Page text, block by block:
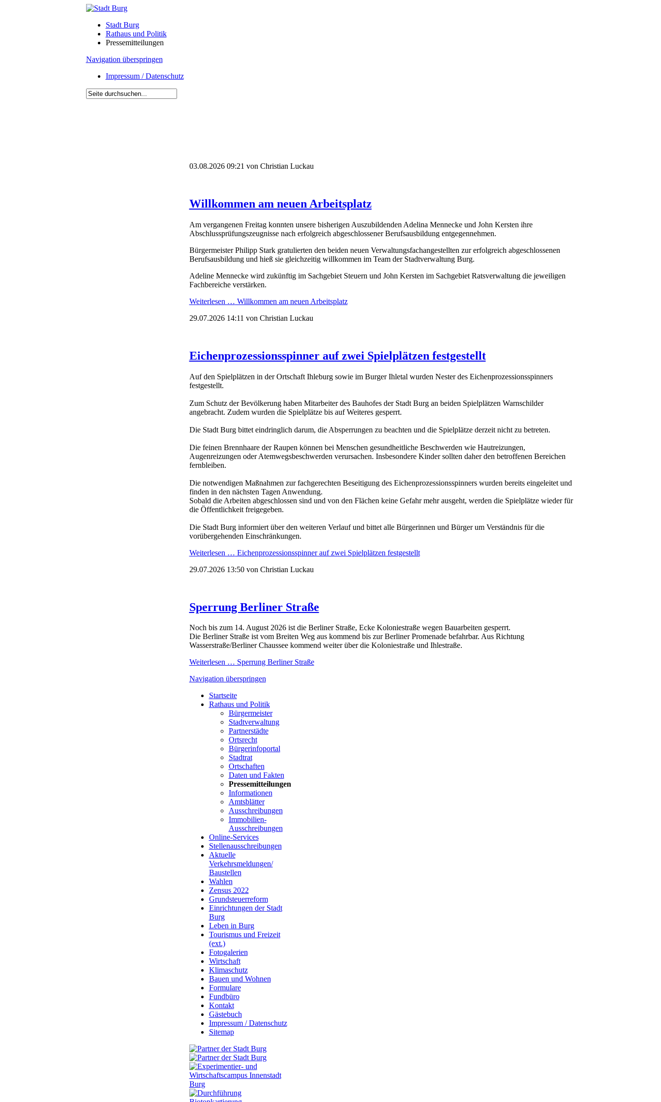
Stadt Burg
Rathaus und Politik
Pressemitteilungen
Navigation überspringen
Impressum / Datenschutz
03.08.2026 09:21 von Christian Luckau
Willkommen am neuen Arbeitsplatz
Am vergangenen Freitag konnten unsere bisherigen Auszubildenden Adelina Mennecke und John Kersten ihre
Abschlussprüfungszeugnisse nach erfolgreich abgeschlossener Berufsausbildung entgegennehmen.
Bürgermeister Philipp Stark gratulierten den beiden neuen Verwaltungsfachangestellten zur erfolgreich abgeschlossenen
Berufsausbildung und hieß sie gleichzeitig willkommen im Team der Stadtverwaltung Burg.
Adeline Mennecke wird zukünftig im Sachgebiet Steuern und John Kersten im Sachgebiet Ratsverwaltung die jeweiligen
Fachbereiche verstärken.
Weiterlesen … Willkommen am neuen Arbeitsplatz
29.07.2026 14:11 von Christian Luckau
Eichenprozessionsspinner auf zwei Spielplätzen festgestellt
Auf den Spielplätzen in der Ortschaft Ihleburg sowie im Burger Ihletal wurden Nester des Eichenprozessionsspinners
festgestellt.
Zum Schutz der Bevölkerung haben Mitarbeiter des Bauhofes der Stadt Burg an beiden Spielplätzen Warnschilder
angebracht. Zudem wurden die Spielplätze bis auf Weiteres gesperrt.
Die Stadt Burg bittet eindringlich darum, die Absperrungen zu beachten und die Spielplätze derzeit nicht zu betreten.
Die feinen Brennhaare der Raupen können bei Menschen gesundheitliche Beschwerden wie Hautreizungen,
Augenreizungen oder Atemwegsbeschwerden verursachen. Insbesondere Kinder sollten daher den betroffenen Bereichen
fernbleiben.
Die notwendigen Maßnahmen zur fachgerechten Beseitigung des Eichenprozessionsspinners wurden bereits eingeleitet und
finden in den nächsten Tagen Anwendung.
Sobald die Arbeiten abgeschlossen sind und von den Flächen keine Gefahr mehr ausgeht, werden die Spielplätze wieder für
die Öffentlichkeit freigegeben.
Die Stadt Burg informiert über den weiteren Verlauf und bittet alle Bürgerinnen und Bürger um Verständnis für die
vorübergehenden Einschränkungen.
Weiterlesen … Eichenprozessionsspinner auf zwei Spielplätzen festgestellt
29.07.2026 13:50von Christian Luckau
Sperrung Berliner Straße
Noch bis zum 14. August 2026 ist die Berliner Straße, Ecke Koloniestraße wegen Bauarbeiten gesperrt.
Die Berliner Straße ist vom Breiten Weg aus kommend bis zur Berliner Promenade befahrbar. Aus Richtung
Wasserstraße/Berliner Chaussee kommend weiter über die Koloniestraße und Ihlestraße.
Weiterlesen … Sperrung Berliner Straße
Navigation überspringen
Startseite
Rathaus und Politik
Bürgermeister
Stadtverwaltung
Partnerstädte
Ortsrecht
Bürgerinfoportal
Stadtrat
Ortschaften
Daten und Fakten
Pressemitteilungen
Informationen
Amtsblätter
Ausschreibungen
Immobilien-
Ausschreibungen
Online-Services
Stellenausschreibungen
Aktuelle
Verkehrsmeldungen/
Baustellen
Wahlen
Zensus 2022
Grundsteuerreform
Einrichtungen der Stadt
Burg
Leben in Burg
Tourismus und Freizeit
(ext.)
Fotogalerien
Wirtschaft
Klimaschutz
Bauen und Wohnen
Formulare
Fundbüro
Kontakt
Gästebuch
Impressum / Datenschutz
Sitemap